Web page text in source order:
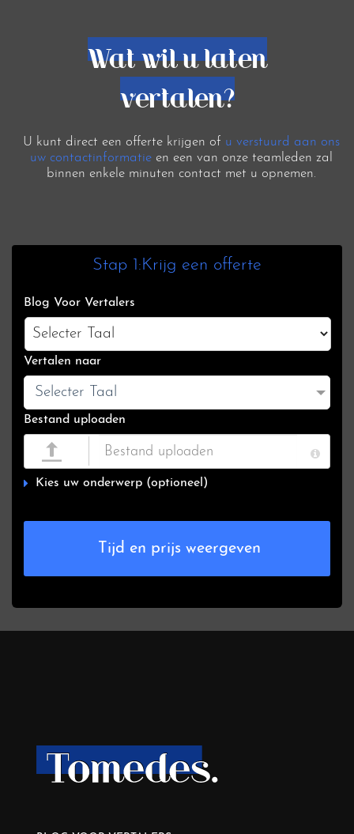
Wat wil u laten
vertalen?
U kunt direct een offerte krijgen of u verstuurd aan ons
uw contactinformatieen een van onze teamleden zal
binnen enkele minuten contact met u opnemen.
Stap 1:Krijg een offerte
Blog Voor Vertalers
Vertalen naar
Selecter Taal
Bestand uploaden
Kies uw onderwerp (optioneel)
Tijd en prijs weergeven